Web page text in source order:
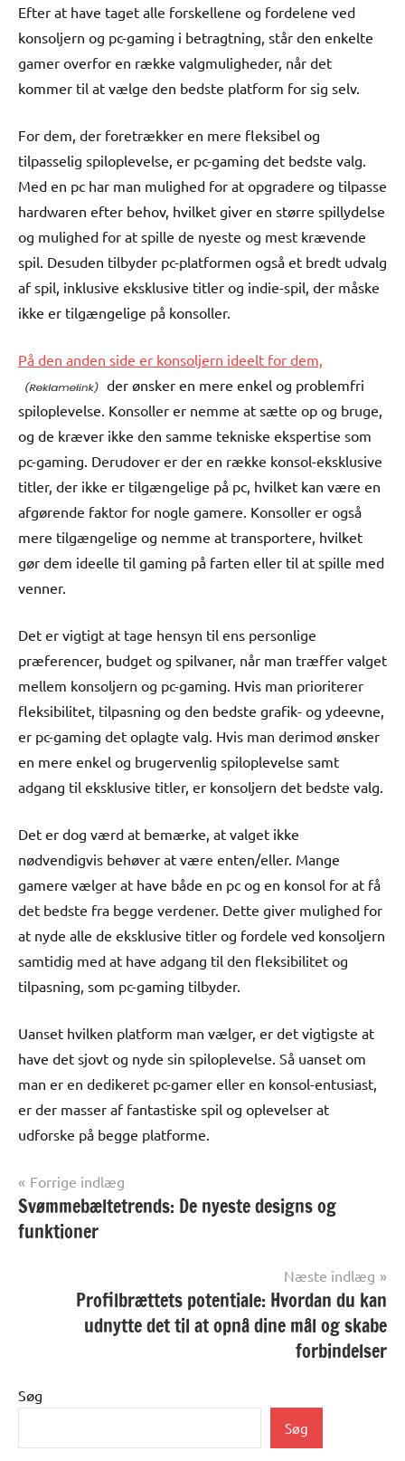
Efter at have taget alle forskellene og fordelene ved
konsoljern og pc-gaming i betragtning, står den enkelte
gamer overfor en række valgmuligheder, når det
kommer til at vælge den bedste platform for sig selv.
For dem, der foretrækker en mere fleksibel og
tilpasselig spiloplevelse, er pc-gaming det bedste valg.
Med en pc har man mulighed for at opgradere og tilpasse
hardwaren efter behov, hvilket giver en større spillydelse
og mulighed for at spille de nyeste og mest krævende
spil. Desuden tilbyder pc-platformen også et bredt udvalg
af spil, inklusive eksklusive titler og indie-spil, der måske
ikke er tilgængelige på konsoller.
På den anden side er konsoljern ideelt for dem,
der ønsker en mere enkel og problemfri
spiloplevelse. Konsoller er nemme at sætte op og bruge,
og de kræver ikke den samme tekniske ekspertise som
pc-gaming. Derudover er der en række konsol-eksklusive
titler, der ikke er tilgængelige på pc, hvilket kan være en
afgørende faktor for nogle gamere. Konsoller er også
mere tilgængelige og nemme at transportere, hvilket
gør dem ideelle til gaming på farten eller til at spille med
venner.
Det er vigtigt at tage hensyn til ens personlige
præferencer, budget og spilvaner, når man træffer valget
mellem konsoljern og pc-gaming. Hvis man prioriterer
fleksibilitet, tilpasning og den bedste grafik- og ydeevne,
er pc-gaming det oplagte valg. Hvis man derimod ønsker
en mere enkel og brugervenlig spiloplevelse samt
adgang til eksklusive titler, er konsoljern det bedste valg.
Det er dog værd at bemærke, at valget ikke
nødvendigvis behøver at være enten/eller. Mange
gamere vælger at have både en pc og en konsol for at få
det bedste fra begge verdener. Dette giver mulighed for
at nyde alle de eksklusive titler og fordele ved konsoljern
samtidig med at have adgang til den fleksibilitet og
tilpasning, som pc-gaming tilbyder.
Uanset hvilken platform man vælger, er det vigtigste at
have det sjovt og nyde sin spiloplevelse. Så uanset om
man er en dedikeret pc-gamer eller en konsol-entusiast,
er der masser af fantastiske spil og oplevelser at
udforske på begge platforme.
Alle
anmeldelser
Indlægsnavigation
Forrige indlæg
Svømmebæltetrends: De nyeste designs og
funktioner
Næste indlæg
Profilbrættets potentiale: Hvordan du kan
udnytte det til at opnå dine mål og skabe
forbindelser
Søg
Søg